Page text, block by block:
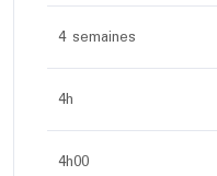
4 semaines
4h
4h00